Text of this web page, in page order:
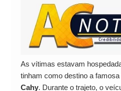
As vítimas estavam
tinham como destino a famosa
Cahy. Durante o trajeto, o